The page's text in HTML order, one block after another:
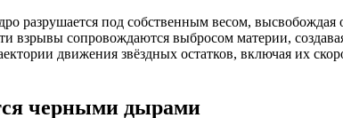
разрушается под собственным весом, высвобождая
взрывы сопровождаются выбросом материи,
движения звёздных остатков, включая их
черными дырами